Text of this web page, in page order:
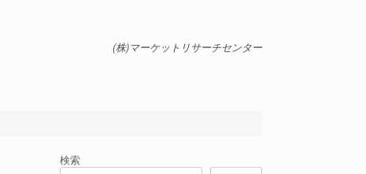
(株)マーケットリサーチセンター
検索